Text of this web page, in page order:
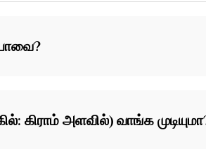
கிராம் அளவில்) வாங்க